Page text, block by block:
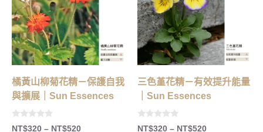
橘黃山柳菊花精－保護自我
與擴展｜Sun Essences
0
NT$320 – NT$520
三色堇花精－有效提升能量
｜Sun Essences
0
NT$320 – NT$520